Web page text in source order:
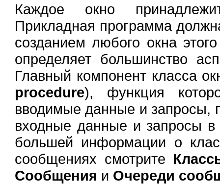
Каждое окно
Прикладная программа
созданием любого окна
определяет большинство
Главный компонент класса
procedure), функция
вводимые данные и запросы,
входные данные и запросы
большей информации о
сообщениях смотрите
Сообщения и Очереди